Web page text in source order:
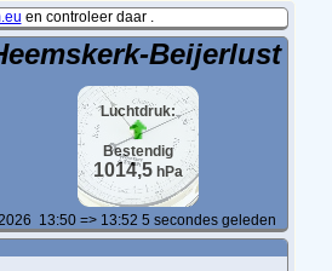
en controleer daar .
Beijerlust
Luchtdruk:
Bestendig
1014,5 hPa
13:50 => 13:52 5 secondes geleden